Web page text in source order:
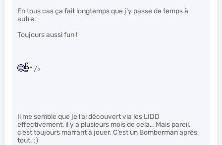
En tous cas ça fait longtemps que j’y passe de temps à
autre.
Toujours aussi fun !
" />
Il me semble que je l’ai découvert via les LIDD
effectivement, il y a plusieurs mois de cela… Mais pareil,
c’est toujours marrant à jouer. C’est un Bomberman après
tout. :)